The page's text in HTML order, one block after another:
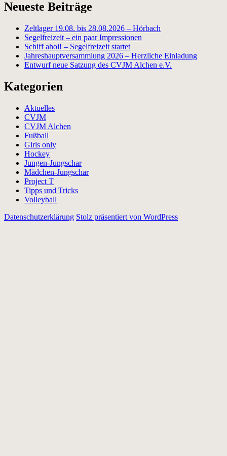
Neueste Beiträge
Zeltlager 19.08. bis 28.08.2026 – Hörbach
Segelfreizeit – ein paar Impressionen
Schiff ahoi! – Segelfreizeit startet
Jahreshauptversammlung 2026 – Herzliche Einladung
Entwurf neue Satzung des CVJM Alchen e.V.
Kategorien
Aktuelles
CVJM
CVJM Alchen
Fußball
Girls only
Hockey
Jungen-Jungschar
Mädchen-Jungschar
Project T
Tipps und Tricks
Volleyball
Datenschutzerklärung Stolz präsentiert von WordPress